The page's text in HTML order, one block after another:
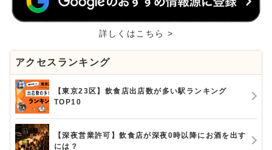
詳しくはこちら >
アクセスランキング
【東京23区】飲食店出店数が多い駅ランキング
TOP10
【深夜営業許可】飲食店が深夜0時以降にお酒を出す
には？